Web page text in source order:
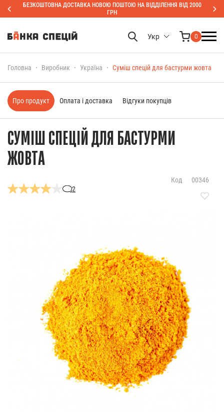
БЕЗКОШТОВНА ДОСТАВКА НОВОЮ ПОШТОЮ НА ВІДДІЛЕННЯ ВІД 2000
ГРН
Укр 0
Головна Виробник Україна Суміш спецій для бастурми жовта
СУМІШ СПЕЦІЙ ДЛЯ БАСТУРМИ
ЖОВТА
2
Код 00346
Про продукт Оплата і доставка Відгуки покупців